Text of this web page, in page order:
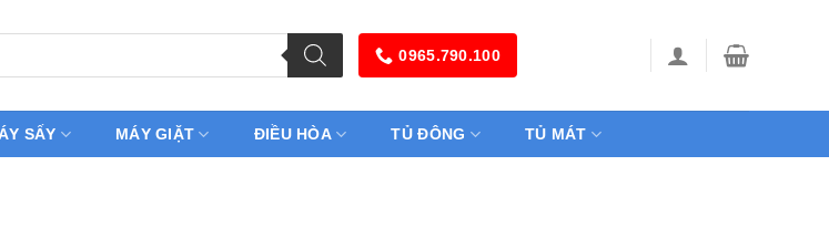
0965.790.100
SẤY MÁY GIẶT ĐIỀU HÒA TỦ ĐÔNG TỦ MÁT